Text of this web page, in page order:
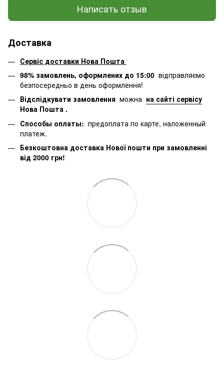
Написать отзыв
Доставка
Сервіс доставки Нова Пошта
98% замовлень, оформлених до 15:00 відправляємо
безпосередньо в день оформлення!
Відслідкувати замовлення можна на сайті сервісу
Нова Пошта .
Способы оплаты: предоплата по карте, наложенный
платеж.
Безкоштовна доставка Нової пошти при замовленні
від 2000 грн!